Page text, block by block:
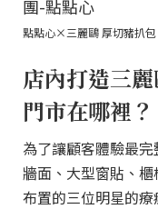
點點心×三麗鷗 厚切豬扒
店內打造三
門市在哪裡
為了讓顧客體驗最
牆面、大型窗貼、
布置的三位明星的